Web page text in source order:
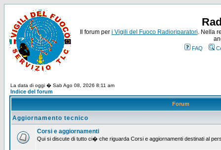
Il forum per i Vigili del Fuoco Radioriparatori. Nella
FAQ
La data di oggi � Sab Ago 08, 2026 8:11 am
Indice del forum
Forum
Aggiornamento tecnico
Corsi e aggiornamenti
Qui si discute di tutto ci� che riguarda Corsi e aggiornamenti destinati al